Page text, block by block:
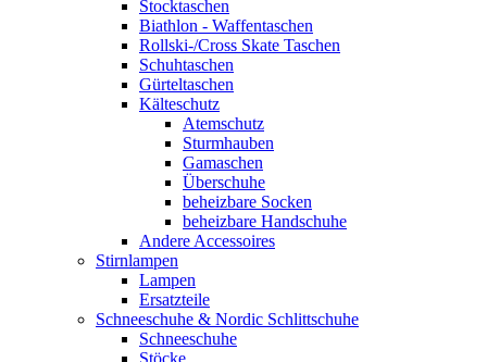
Stocktaschen
Biathlon - Waffentaschen
Rollski-/Cross Skate Taschen
Schuhtaschen
Gürteltaschen
Kälteschutz
Atemschutz
Sturmhauben
Gamaschen
Überschuhe
beheizbare Socken
beheizbare Handschuhe
Andere Accessoires
Stirnlampen
Lampen
Ersatzteile
Schneeschuhe & Nordic Schlittschuhe
Schneeschuhe
Stöcke